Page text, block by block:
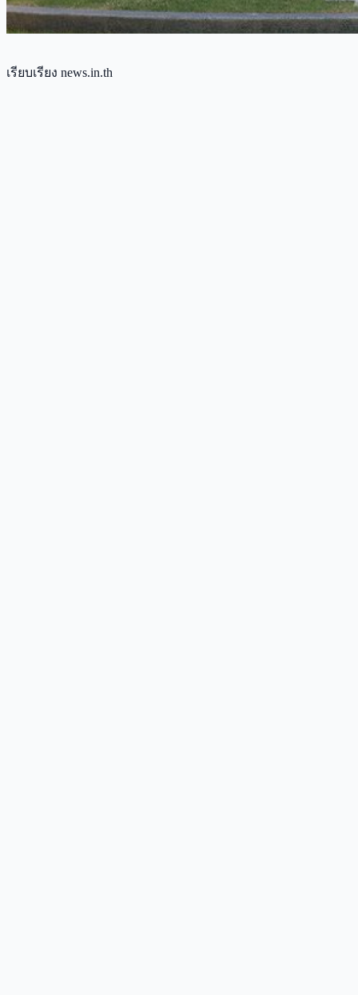
เรียบเรียง news.in.th